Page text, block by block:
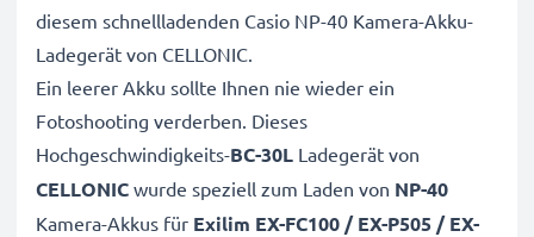
diesem schnellladenden Casio NP-40 Kamera-Akku-
Ladegerät von CELLONIC.
Ein leerer Akku sollte Ihnen nie wieder ein
Fotoshooting verderben. Dieses
Hochgeschwindigkeits-BC-30L Ladegerät von
CELLONIC wurde speziell zum Laden von NP-40
Kamera-Akkus für Exilim EX-FC100 / EX-P505 / EX-